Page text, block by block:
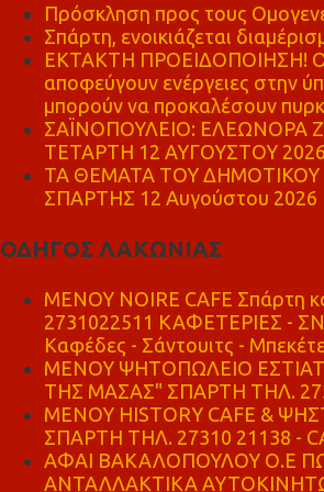
Πρόσκληση προς τους
Σπάρτη, ενοικιάζεται
ΕΚΤΑΚΤΗ ΠΡΟΕΙΔΟΠΟΙΗΣΗ! Οι
αποφεύγουν ενέργειες στην
μπορούν να προκαλέσουν
ΣΑΪΝΟΠΟΥΛΕΙΟ: ΕΛΕΩΝΟΡΑ
ΤΕΤΑΡΤΗ 12 ΑΥΓΟΥΣΤΟΥ 2026
ΤΑ ΘΕΜΑΤΑ ΤΟΥ ΔΗΜΟΤΙΚΟΥ
ΣΠΑΡΤΗΣ 12 Αυγούστου 2026
ΟΔΗΓΟΣ ΛΑΚΩΝΙΑΣ
MENOY NOIRE CAFE Σπάρτη
2731022511 ΚΑΦΕΤΕΡΙΕΣ -
Καφέδες - Σάντουιτς -
ΜΕΝΟΥ ΨΗΤΟΠΩΛΕΙΟ
ΤΗΣ ΜΑΣΑΣ" ΣΠΑΡΤΗ ΤΗΛ.
ΜΕΝΟΥ HISTORY CAFE &
ΣΠΑΡΤΗ ΤΗΛ. 27310 21138 -
ΑΦΑΙ ΒΑΚΑΛΟΠΟΥΛΟΥ Ο.Ε
ΑΝΤΑΛΛΑΚΤΙΚΑ